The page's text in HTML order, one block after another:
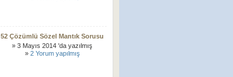
52 Çözümlü Sözel Mantık Sorusu
» 3 Mayıs 2014 'da yazılmış
» 2 Yorum yapılmış